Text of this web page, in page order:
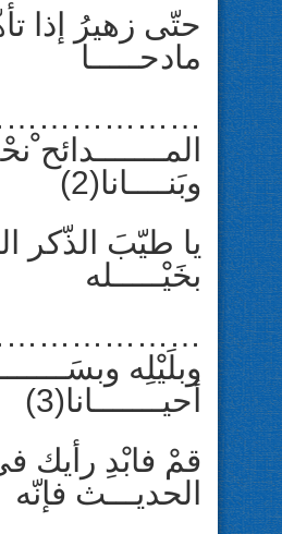
حتّى زهيرُ إذا
مادحـــــا
المـــــــدائح
وبَنــــانا(2)
يا طيّبَ الذّكر
بخَيْـــــله
وبلَيْلِه
أحيـــــــانا(3)
قمْ فابْدِ رأيك
الحديـــث فإنّه